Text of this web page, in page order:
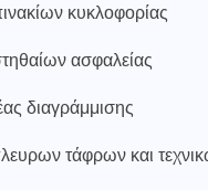
κυκλοφορίας
ασφαλείας
διαγράμμισης
τάφρων και